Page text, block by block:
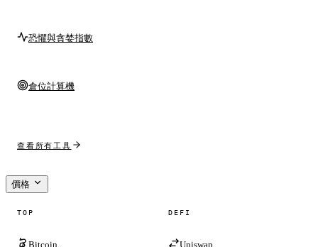
恐懼與貪婪指數
倉位計算機
查看所有工具
價格
TOP
Bitcoin
DEFI
Uniswap